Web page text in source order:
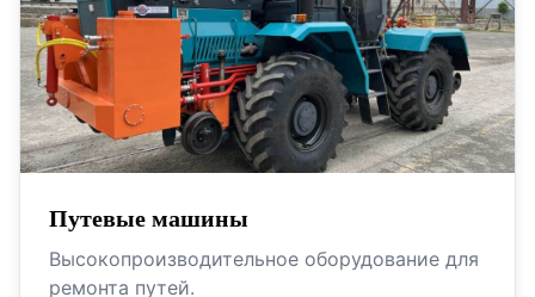
Путевые машины
Высокопроизводительное оборудование для
ремонта путей.